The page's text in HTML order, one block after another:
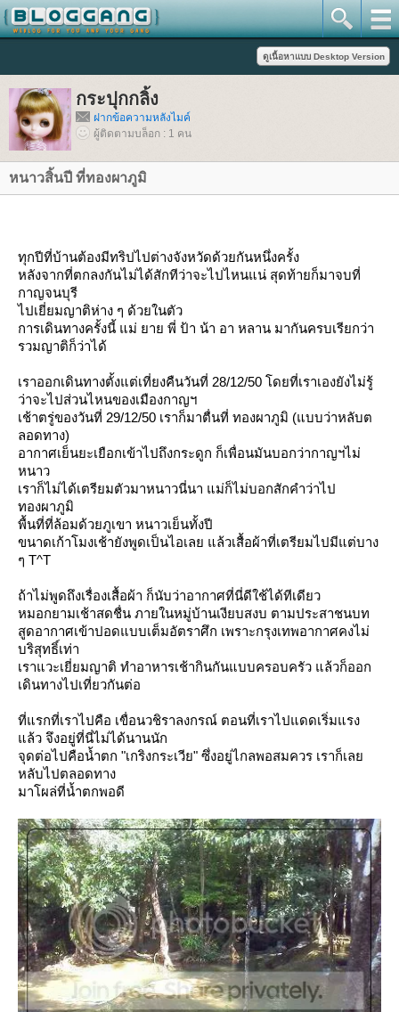
กระปุกกลิ้ง
ฝากข้อความหลังไมค์
ผู้ติดตามบล็อก : 1 คน
หนาวสิ้นปี ที่ทองผาภูมิ
ทุกปีที่บ้านต้องมีทริปไปต่างจังหวัดด้วยกันหนึ่งครั้ง
หลังจากที่ตกลงกันไม่ได้สักทีว่าจะไปไหนแน่ สุดท้ายก็มาจบที่
กาญจนบุรี
ไปเยี่ยมญาติห่าง ๆ ด้วยในตัว
การเดินทางครั้งนี้ แม่ ยาย พี่ ป้า น้า อา หลาน มากันครบเรียกว่า
รวมญาติก็ว่าได้
เราออกเดินทางตั้งแต่เที่ยงคืนวันที่ 28/12/50 โดยที่เราเองยังไม่รู้
ว่าจะไปส่วนไหนของเมืองกาญฯ
เช้าตรู่ของวันที่ 29/12/50 เราก็มาตื่นที่ ทองผาภูมิ (แบบว่าหลับต
ลอดทาง)
อากาศเย็นยะเยือกเข้าไปถึงกระดูก ก็เพื่อนมันบอกว่ากาญฯไม่
หนาว
เราก็ไม่ได้เตรียมตัวมาหนาวนี่นา แม่ก็ไม่บอกสักคำว่าไป
ทองผาภูมิ
พื้นที่ที่ล้อมด้วยภูเขา หนาวเย็นทั้งปี
ขนาดเก้าโมงเช้ายังพูดเป็นไอเลย แล้วเสื้อผ้าที่เตรียมไปมีแต่บาง
ๆ T^T
ถ้าไม่พูดถึงเรื่องเสื้อผ้า ก็นับว่าอากาศที่นี่ดีใช้ได้ทีเดียว
หมอกยามเช้าสดชื่น ภายในหมู่บ้านเงียบสงบ ตามประสาชนบท
สูดอากาศเข้าปอดแบบเต็มอัตราศึก เพราะกรุงเทพอากาศคงไม่
บริสุทธิ์เท่า
เราแวะเยี่ยมญาติ ทำอาหารเช้ากินกันแบบครอบครัว แล้วก็ออก
เดินทางไปเที่ยวกันต่อ
ที่แรกที่เราไปคือ เขื่อนวชิราลงกรณ์ ตอนที่เราไปแดดเริ่มแรง
ล้ว จึงอยู่ที่นี่ไม่ได้นานนัก
จุดต่อไปคือน้ำตก "เกริงกระเวีย" ซึ่งอยู่ไกลพอสมควร เราก็เล
หลับไปตลอดทาง
มาโผล่ที่น้ำตกพอดี